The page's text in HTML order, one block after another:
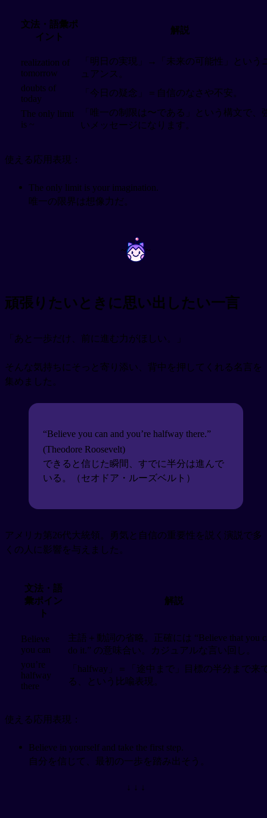
文法・語彙ポ
イント
解説
realization of
tomorrow
「明日の実現」→「未来の可能性」という
ュアンス。
doubts of
today
「今日の疑念」＝自信のなさや不安。
The only limit
is ~
「唯一の制限は〜である」という構文で、
いメッセージになります。
使える応用表現：
The only limit is your imagination.
唯一の限界は想像力だ。
~ ~
頑張りたいときに思い出したい一言
「あと一歩だけ、前に進む力がほしい。」
そんな気持ちにそっと寄り添い、背中を押してくれる名言を
集めました。
“Believe you can and you’re halfway there.”
(Theodore Roosevelt)
できると信じた瞬間、すでに半分は進んで
いる。（セオドア・ルーズベルト）
アメリカ第26代大統領。勇気と自信の重要性を説く演説で多
くの人に影響を与えました。
文法・語
彙ポイン
ト
解説
Believe
you can
主語＋動詞の省略。正確には “Believe that you
do it.” の意味合い。カジュアルな言い回し。
you’re
halfway
there
「halfway」＝「途中まで」目標の半分まで来
る、という比喩表現。
使える応用表現：
Believe in yourself and take the first step.
自分を信じて、最初の一歩を踏み出そう。
↓ ↓ ↓